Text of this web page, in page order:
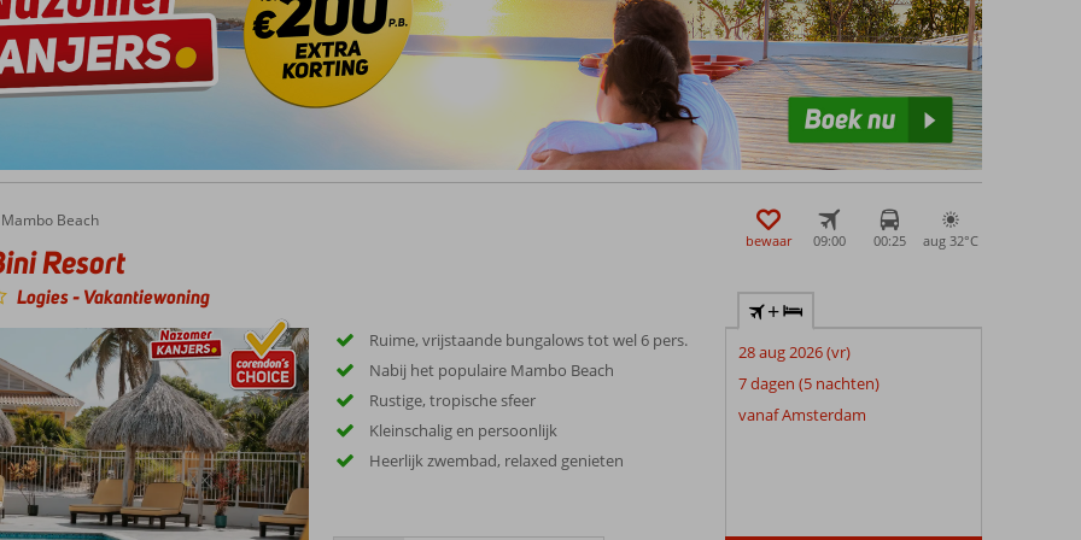
Mambo Beach
Resort
Logies-Vakantiewoning
bewaar 09:00 00:25 aug 32°C
Ruime, vrijstaande bungalows tot wel 6 pers.
Nabij het populaire Mambo Beach
Rustige, tropische sfeer
Kleinschalig en persoonlijk
Heerlijk zwembad, relaxed genieten
+
28 aug 2026 (vr)
7 dagen (5 nachten)
vanaf Amsterdam